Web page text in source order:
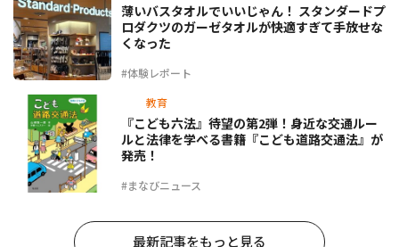
#体験レポート
薄いバスタオルでいいじゃん！ スタンダードプ
ロダクツのガーゼタオルが快適すぎて手放せな
くなった
教育
#まなびニュース
『こども六法』待望の第2弾！身近な交通ルー
ルと法律を学べる書籍『こども道路交通法』が
発売！
最新記事をもっと見る